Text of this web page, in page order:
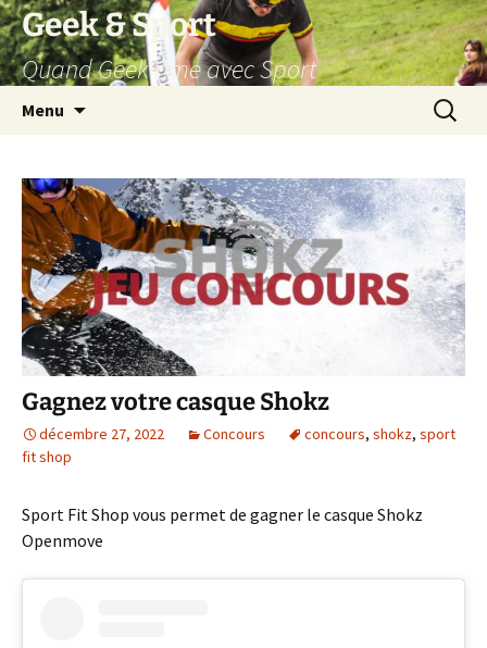
Aller
au
contenu
Geek & Sport
Quand Geek rime avec Sport
Menu
Gagnez votre casque Shokz
décembre 27, 2022 Concours concours, shokz, sport
fit shop
Sport Fit Shop vous permet de gagner le casque Shokz
Openmove